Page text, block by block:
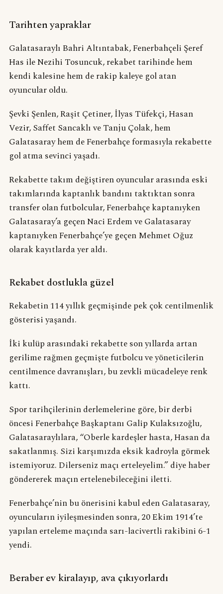
Tarihten yapraklar
Galatasaraylı Bahri Altıntabak, Fenerbahçeli Şeref
Has ile Nezihi Tosuncuk, rekabet tarihinde hem
kendi kalesine hem de rakip kaleye gol atan
oyuncular oldu.
Şevki Şenlen, Raşit Çetiner, İlyas Tüfekçi, Hasan
Vezir, Saffet Sancaklı ve Tanju Çolak, hem
Galatasaray hem de Fenerbahçe formasıyla rekabette
gol atma sevinci yaşadı.
Rekabette takım değiştiren oyuncular arasında eski
takımlarında kaptanlık bandını taktıktan sonra
transfer olan futbolcular, Fenerbahçe kaptanıyken
Galatasaray’a geçen Naci Erdem ve Galatasaray
kaptanıyken Fenerbahçe’ye geçen Mehmet Oğuz
olarak kayıtlarda yer aldı.
Rekabet dostlukla güzel
Rekabetin 114 yıllık geçmişinde pek çok centilmenlik
gösterisi yaşandı.
İki kulüp arasındaki rekabette son yıllarda artan
gerilime rağmen geçmişte futbolcu ve yöneticilerin
centilmence davranışları, bu zevkli mücadeleye renk
kattı.
Spor tarihçilerinin derlemelerine göre, bir derbi
öncesi Fenerbahçe Başkaptanı Galip Kulaksızoğlu,
Galatasaraylılara, “Oberle kardeşler hasta, Hasan da
sakatlanmış. Sizi karşımızda eksik kadroyla görmek
istemiyoruz. Dilerseniz maçı erteleyelim.” diye haber
göndererek maçın ertelenebileceğini iletti.
Fenerbahçe’nin bu önerisini kabul eden Galatasaray,
oyuncuların iyileşmesinden sonra, 20 Ekim 1914’te
yapılan erteleme maçında sarı-lacivertli rakibini 6-1
yendi.
Beraber ev kiralayıp, ava çıkıyorlardı